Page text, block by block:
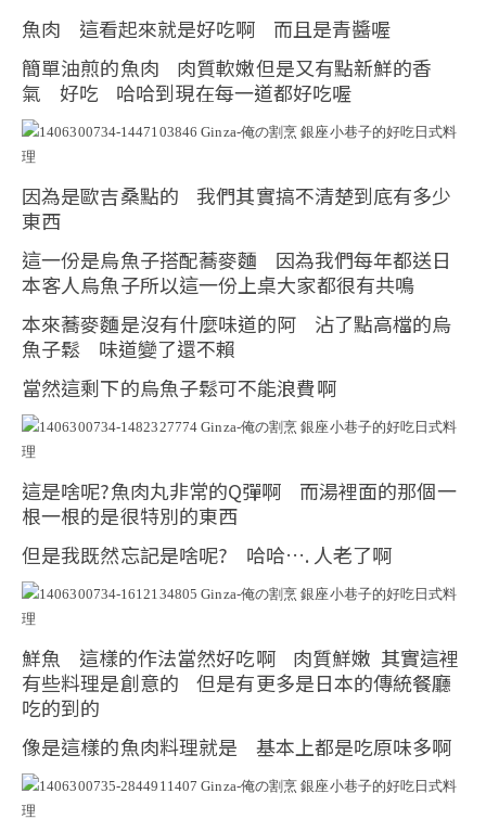
魚肉 這看起來就是好吃啊 而且是青醬喔
簡單油煎的魚肉 肉質軟嫩但是又有點新鮮的香
氣 好吃 哈哈到現在每一道都好吃喔
因為是歐吉桑點的 我們其實搞不清楚到底有多少
東西
這一份是烏魚子搭配蕎麥麵 因為我們每年都送日
本客人烏魚子所以這一份上桌大家都很有共鳴
本來蕎麥麵是沒有什麼味道的阿 沾了點高檔的烏
魚子鬆 味道變了還不賴
當然這剩下的烏魚子鬆可不能浪費啊
這是啥呢?魚肉丸非常的Q彈啊 而湯裡面的那個一
根一根的是很特別的東西
但是我既然忘記是啥呢? 哈哈…. 人老了啊
鮮魚 這樣的作法當然好吃啊 肉質鮮嫩 其實這裡
有些料理是創意的 但是有更多是日本的傳統餐廳
吃的到的
像是這樣的魚肉料理就是 基本上都是吃原味多啊